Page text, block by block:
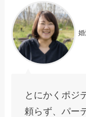
とにかくポジ
頼らず、パー